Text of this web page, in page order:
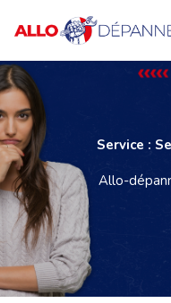
Service :
Allo-